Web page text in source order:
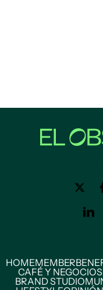
HOMEMEMBER
CAFÉ Y NEGOCIOS
BRAND STUDIO